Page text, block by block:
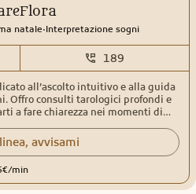
natale.Interpretazione sogni
189
all’ascolto intuitivo e alla guida
Offro consulti tarologici profondi e
a fare chiarezza nei momenti di
empatico e contemporaneo, unisco
personale per accompagnarti
- Canalizzazioni - Percorsi
o di coppia - Fiamme Gemelle
avvisami
min